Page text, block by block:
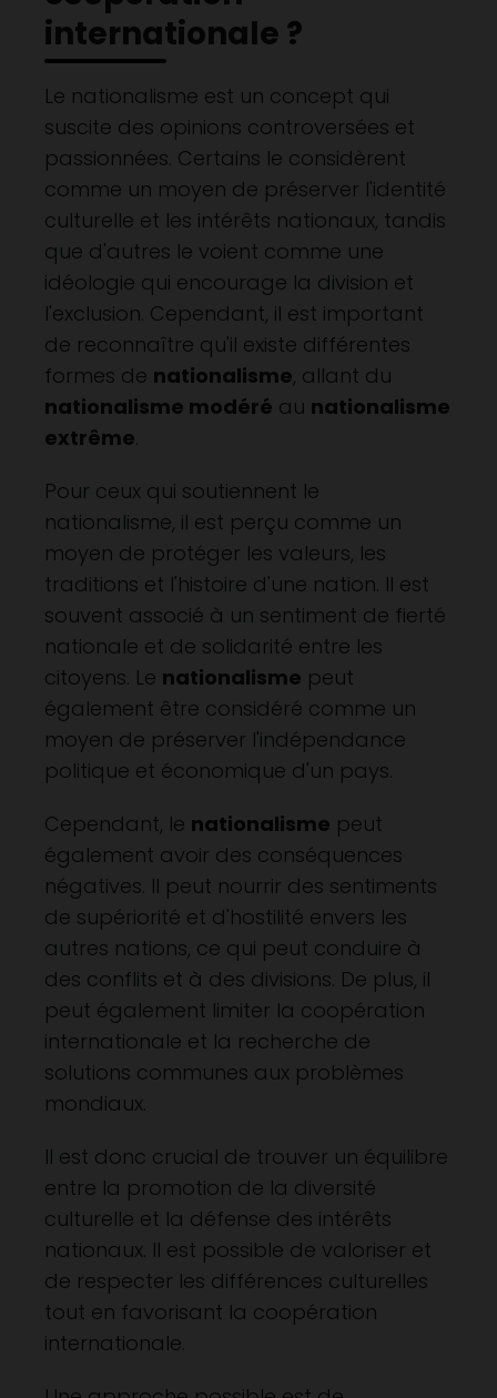
internationale ?
Le nationalisme est un concept qui
suscite des opinions controversées et
passionnées. Certains le considèrent
comme un moyen de préserver l'identité
culturelle et les intérêts nationaux, tandis
que d'autres le voient comme une
idéologie qui encourage la division et
l'exclusion. Cependant, il est important
de reconnaître qu'il existe différentes
formes de nationalisme, allant du
nationalisme modéré au nationalisme
extrême.
Pour ceux qui soutiennent le
nationalisme, il est perçu comme un
moyen de protéger les valeurs, les
traditions et l'histoire d'une nation. Il est
souvent associé à un sentiment de fierté
nationale et de solidarité entre les
citoyens. Le nationalisme peut
également être considéré comme un
moyen de préserver l'indépendance
politique et économique d'un pays.
Cependant, le nationalisme peut
également avoir des conséquences
négatives. Il peut nourrir des sentiments
de supériorité et d'hostilité envers les
autres nations, ce qui peut conduire à
des conflits et à des divisions. De plus, il
peut également limiter la coopération
internationale et la recherche de
solutions communes aux problèmes
mondiaux.
Il est donc crucial de trouver un équilibre
entre la promotion de la diversité
culturelle et la défense des intérêts
nationaux. Il est possible de valoriser et
de respecter les différences culturelles
tout en favorisant la coopération
internationale.